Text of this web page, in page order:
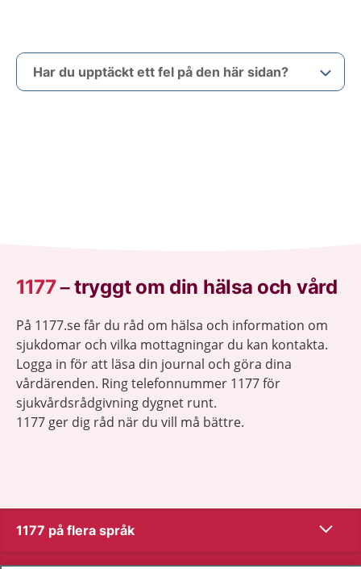
Har du upptäckt ett fel på den här sidan?
1177–tryggt om din hälsa och vård
På 1177.se får du råd om hälsa och information om
sjukdomar och vilka mottagningar du kan kontakta.
Logga in för att läsa din journal och göra dina
vårdärenden. Ring telefonnummer 1177 för
sjukvårdsrådgivning dygnet runt.
1177 ger dig råd när du vill må bättre.
1177 på flera språk Visa